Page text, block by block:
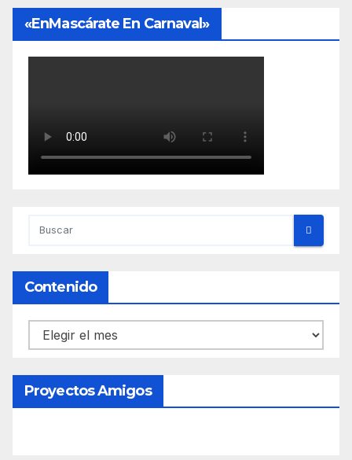
«EnMascárate En Carnaval»
Contenido
Contenido
Proyectos Amigos